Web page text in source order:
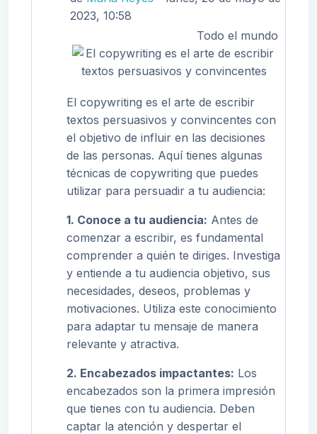
2023, 10:58
Todo el mundo
El copywriting es el arte de escribir
textos persuasivos y convincentes con
el objetivo de influir en las decisiones
de las personas. Aquí tienes algunas
técnicas de copywriting que puedes
utilizar para persuadir a tu audiencia:
1. Conoce a tu audiencia: Antes de
comenzar a escribir, es fundamental
comprender a quién te diriges. Investiga
y entiende a tu audiencia objetivo, sus
necesidades, deseos, problemas y
motivaciones. Utiliza este conocimiento
para adaptar tu mensaje de manera
relevante y atractiva.
2. Encabezados impactantes: Los
encabezados son la primera impresión
que tienes con tu audiencia. Deben
captar la atención y despertar el